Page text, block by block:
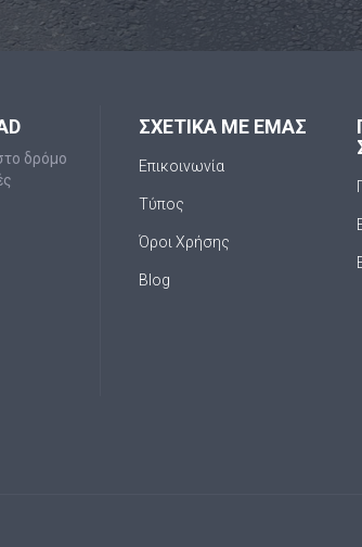
δρόμο
ΣΧΕΤΙΚΑ ΜΕ ΕΜΑΣ
Επικοινωνία
Τύπος
Όροι Χρήσης
Blog